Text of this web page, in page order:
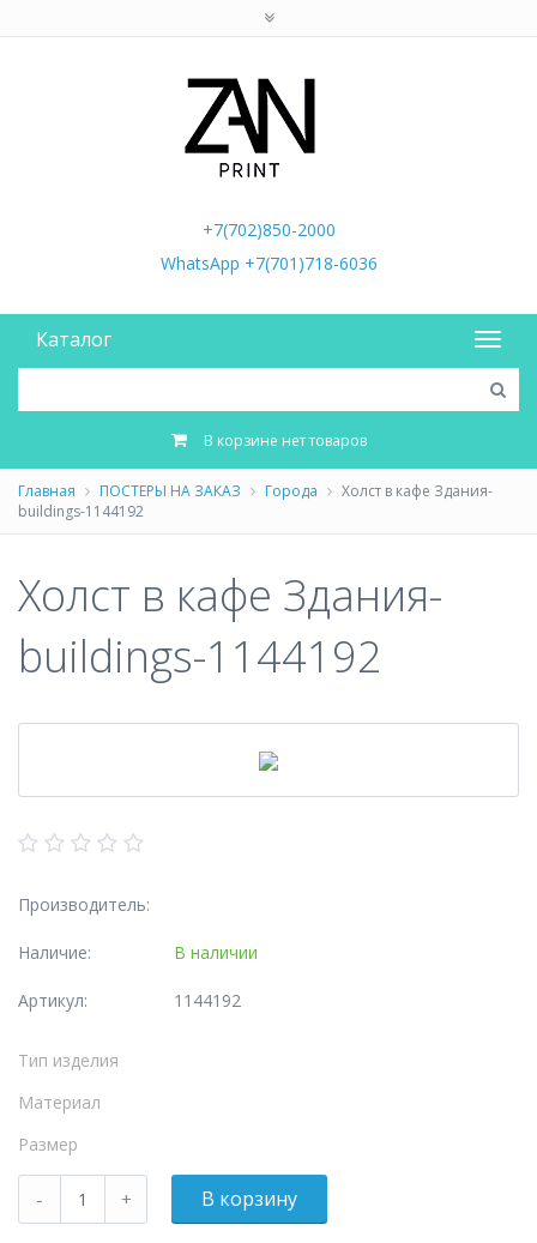
+7(702)850-2000
WhatsApp +7(701)718-6036
Каталог
В корзине нет товаров
Главная ПОСТЕРЫ НА ЗАКАЗ Города
Холст в кафе Здания-
buildings-1144192
Холст в кафе Здания-
buildings-1144192
Производитель:
Наличие: В наличии
Артикул: 1144192
Тип изделия
Материал
Размер